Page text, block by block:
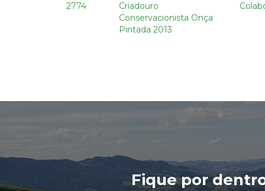
2774
Criadouro
Conservacionista Onça
Pintada 2013
Fique por